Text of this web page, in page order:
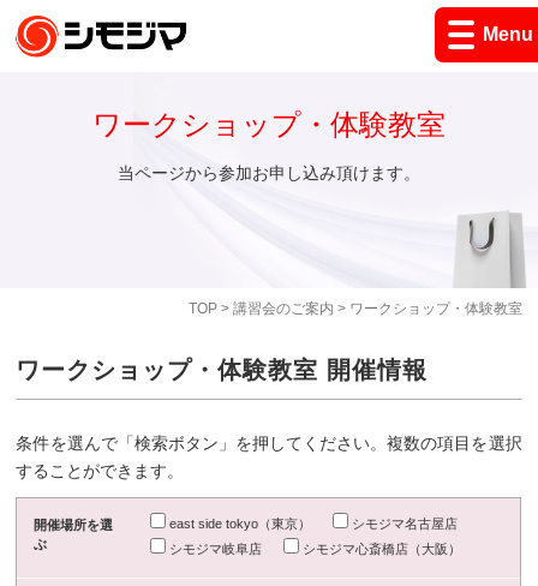
Menu
TOP> 講習会のご案内 > ワークショップ・体験教室
ワークショップ・体験教室
当ページから参加お申し込み頂けます。
ワークショップ・体験教室 開催情報
条件を選んで「検索ボタン」を押してください。複数の項目を選択
することができます。
開催場所を選
ぶ
east side tokyo（東京）
シモジマ名古屋店
シモジマ岐阜店
シモジマ心斎橋店（大阪）